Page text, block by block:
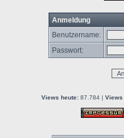
Anmeldung
Benutzername:
Passwort:
Views heute:87.784 | Views